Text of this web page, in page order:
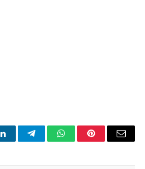
LinkedInTelegramWhatsAppPinterestEmail